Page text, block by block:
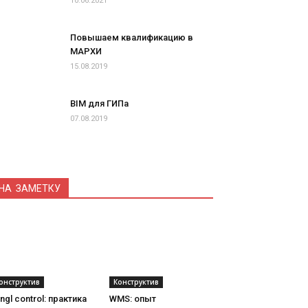
Повышаем квалификацию в
МАРХИ
15.08.2019
BIM для ГИПа
07.08.2019
ЗАМЕТКУ
control: практика
Конструктив
WMS: опыт